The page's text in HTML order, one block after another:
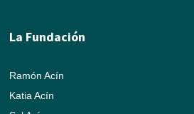
La Fundación
Ramón Acín
Katia Acín